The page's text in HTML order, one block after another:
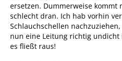
ersetzen. Dummerweise kommt
schlecht dran. Ich hab vorhin
Schlauchschellen
nun eine Leitung richtig
es fließt raus!